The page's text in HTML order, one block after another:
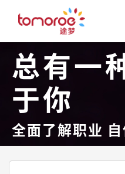
总有一
于你
全面了解职业